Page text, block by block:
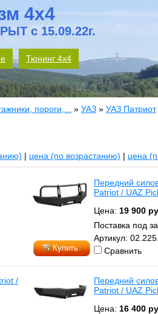
4x4
с 15.09.22г.
Тюнинг 4х4
пороги,... » УАЗ » УАЗ Патриот
| цена (по возрастанию) | цена
Купить
Передний
Patriot / UAZ
Цена: 19 900
Поставка под
Артикул:
Сравнить
/
Передний
Patriot / UAZ
Цена: 16 400